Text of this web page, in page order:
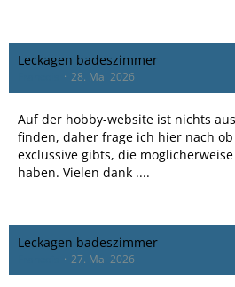
Leckagen badeszimmer
28. Mai 2026
Auf der hobby-website ist nichts
finden, daher frage ich hier nach
exclussive gibts, die
haben. Vielen dank ....
Leckagen badeszimmer
27. Mai 2026